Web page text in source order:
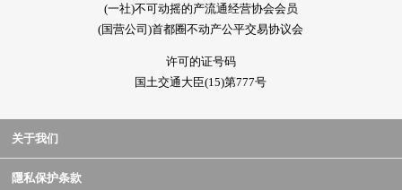
(一社)不可动摇的产流通经营协会会员
(国营公司)首都圈不动产公平交易协议会
许可的证号码
国土交通大臣(15)第777号
关于我们
隱私保护条款